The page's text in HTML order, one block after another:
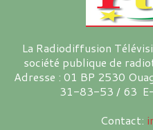
La Radiodiffusion
société publique de
Adresse : 01 BP 2530
31-83-53 / 63
Contact: